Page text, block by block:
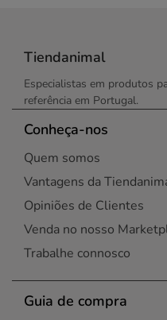
Tiendanimal
Especialistas em produtos
referência em Portugal.
Conheça-nos
Quem somos
Vantagens da
Opiniões de Clientes
Venda no nosso
Trabalhe connosco
Guia de compra